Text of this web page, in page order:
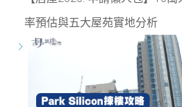
率預估與五大屋苑實地分析